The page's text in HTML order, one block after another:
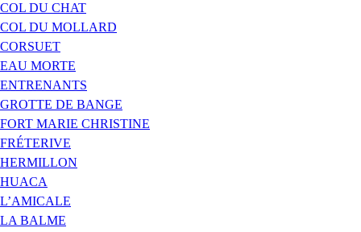
COL DU CHAT
COL DU MOLLARD
CORSUET
EAU MORTE
ENTRENANTS
GROTTE DE BANGE
FORT MARIE CHRISTINE
FRÉTERIVE
HERMILLON
HUACA
L’AMICALE
LA BALME